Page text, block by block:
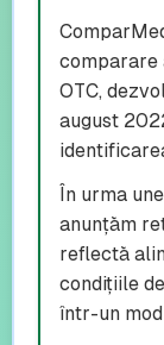
comparare
OTC,
august
În urma
anunțăm
reflectă
condițiile
într-un